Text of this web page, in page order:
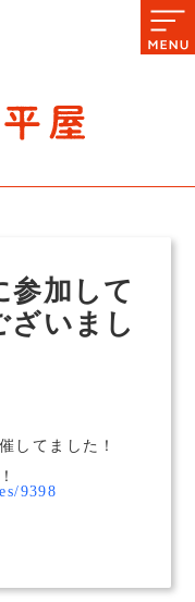
参加して
ざいまし
してました！
9398